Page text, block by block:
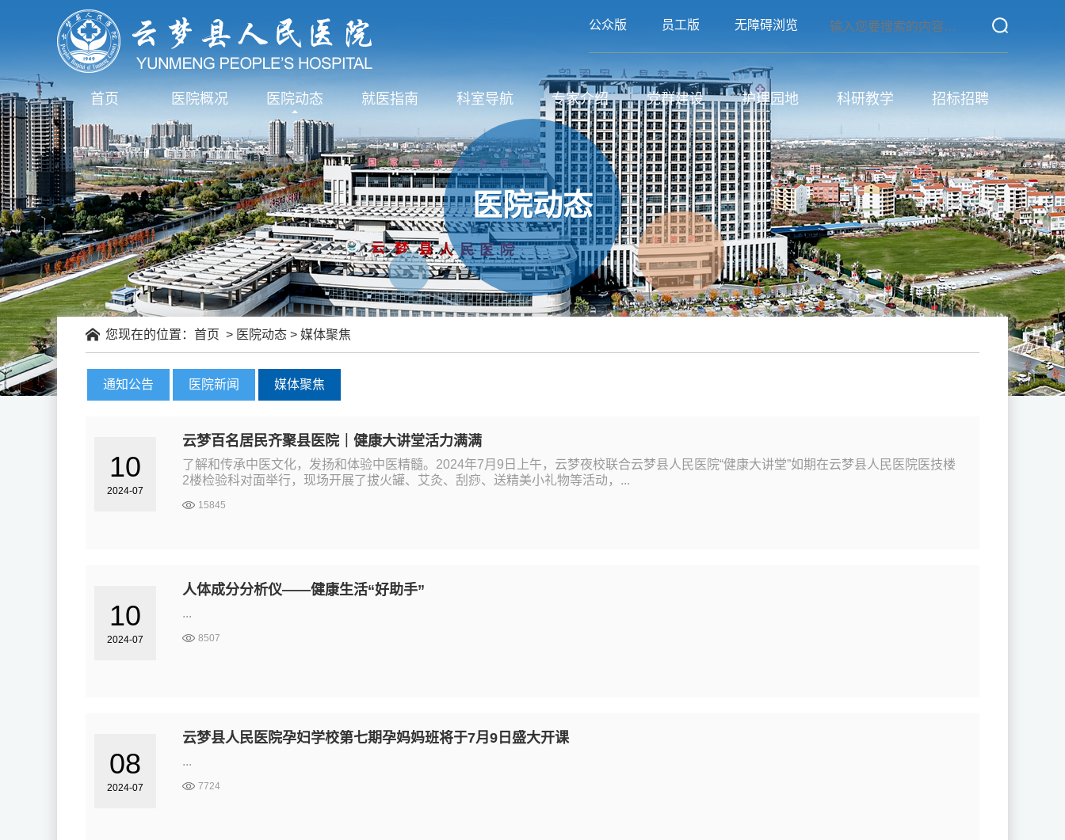
公众版 员工版 无障碍浏览
首页 医院概况 医院动态 就医指南 科室导航 专家介绍 党群建设 护理园地 科研教学 招标招聘
医院动态
您现在的位置： 首页 > 医院动态 > 媒体聚焦
通知公告 医院新闻 媒体聚焦
10
2024-07
云梦百名居民齐聚县医院｜健康大讲堂活力满满
了解和传承中医文化，发扬和体验中医精髓。2024年7月9日上午，云梦夜校联合云梦县人民医院“健康大讲堂”如期在云梦县人民医院医技楼
2楼检验科对面举行，现场开展了拔火罐、艾灸、刮痧、送精美小礼物等活动，...
15845
10
2024-07
人体成分分析仪——健康生活“好助手”
...
8507
08
2024-07
云梦县人民医院孕妇学校第七期孕妈妈班将于7月9日盛大开课
...
7724